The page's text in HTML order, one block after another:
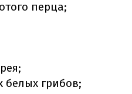
перца;
белых грибов;